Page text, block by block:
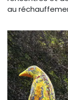
au